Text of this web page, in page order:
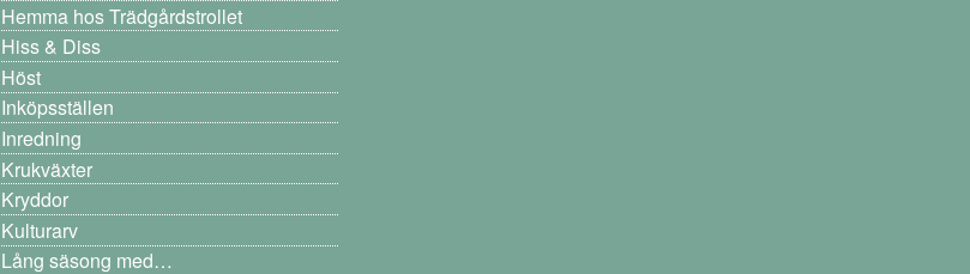
Hemma hos Trädgårdstrollet
Hiss & Diss
Höst
Inköpsställen
Inredning
Krukväxter
Kryddor
Kulturarv
Lång säsong med…